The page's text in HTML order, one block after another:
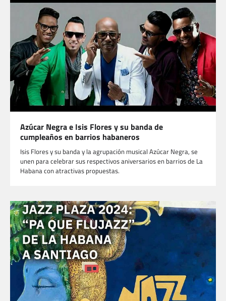
Azúcar Negra e Isis Flores y su banda de
cumpleaños en barrios habaneros
Isis Flores y su banda y la agrupación musical Azúcar Negra, se
unen para celebrar sus respectivos aniversarios en barrios de La
Habana con atractivas propuestas.